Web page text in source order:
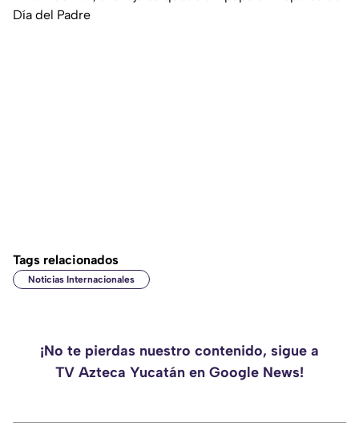
Día del Padre
Tags relacionados
Noticias Internacionales
¡No te pierdas nuestro contenido, sigue a
TV Azteca Yucatán en Google News!